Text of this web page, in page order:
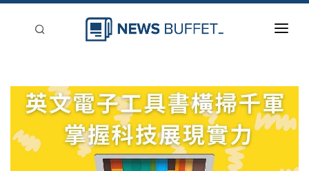
新聞稿分類